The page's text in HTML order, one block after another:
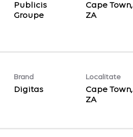
Publicis
Groupe
Cape Town,
ZA
Brand
Digitas
Localitate
Cape Town,
ZA